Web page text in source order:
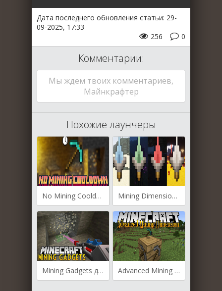
Дата последнего обновления статьи: 29-
09-2025, 17:33
0
256
Комментарии:
Мы ждем твоих комментариев,
Майнкрафтер
Похожие лаунчеры
No Mining Cooldown для Майнкрафт [1.21.4, 1.21.3, 1.21.1] Mining Dimensions для Майнкрафт [1.20.4, 1.20.1, 1.19.3]
Mining Gadgets для Майнкрафт [1.20.4, 1.20.1, 1.19.4] Advanced Mining Dimension для Майнкрафт [1.20.2, 1.20.1, 1.19.4]